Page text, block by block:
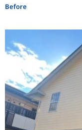
Before